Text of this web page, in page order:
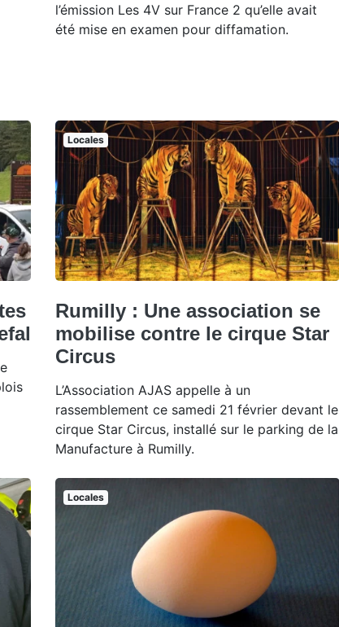
l’émission Les 4V sur France 2 qu’elle avait
été mise en examen pour diffamation.
Locales
Rumilly : Une association se
mobilise contre le cirque Star
Circus
L’Association AJAS appelle à un
rassemblement ce samedi 21 février devant le
cirque Star Circus, installé sur le parking de la
Manufacture à Rumilly.
Locales